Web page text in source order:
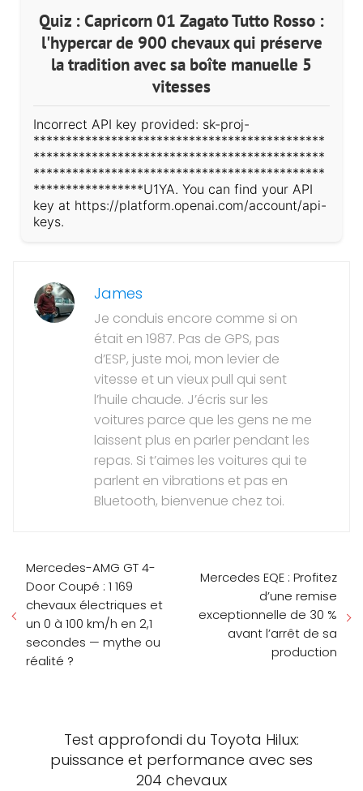
Quiz : Capricorn 01 Zagato Tutto Rosso :
l'hypercar de 900 chevaux qui préserve
la tradition avec sa boîte manuelle 5
vitesses
Incorrect API key provided: sk-proj-
*********************************************
*********************************************
*********************************************
*****************U1YA. You can find your API
key at https://platform.openai.com/account/api-
keys.
James
Je conduis encore comme si on
était en 1987. Pas de GPS, pas
d’ESP, juste moi, mon levier de
vitesse et un vieux pull qui sent
l’huile chaude. J’écris sur les
voitures parce que les gens ne me
laissent plus en parler pendant les
repas. Si t’aimes les voitures qui te
parlent en vibrations et pas en
Bluetooth, bienvenue chez toi.
Mercedes-AMG GT 4-
Door Coupé : 1 169
chevaux électriques et
un 0 à 100 km/h en 2,1
secondes — mythe ou
réalité ?
Mercedes EQE : Profitez
d’une remise
exceptionnelle de 30 %
avant l’arrêt de sa
production
Test approfondi du Toyota Hilux:
puissance et performance avec ses
204 chevaux